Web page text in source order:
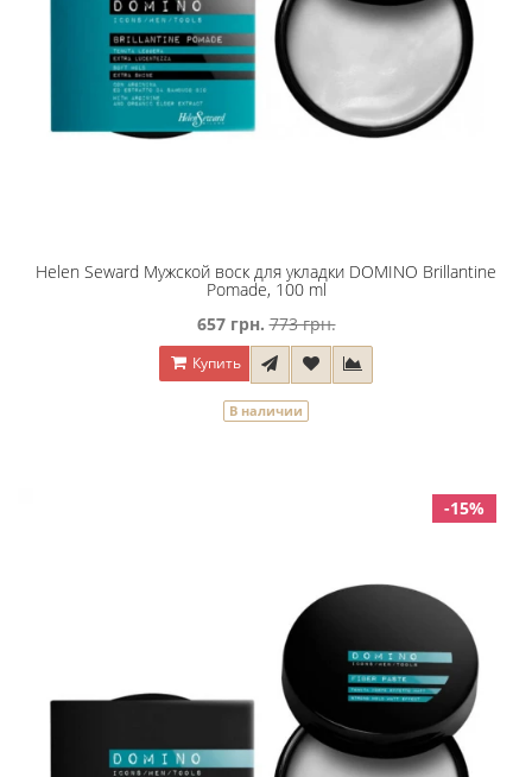
Helen Seward Мужской воск для укладки DOMINO Brillantine
Pomade, 100 ml
657 грн. 773 грн.
Купить
В наличии
-15%